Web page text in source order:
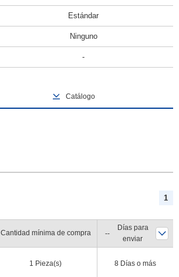
Estándar
Ninguno
-
Catálogo
1
Cantidad mínima de compra
1 Pieza(s)
Días para
enviar
8 Días o más